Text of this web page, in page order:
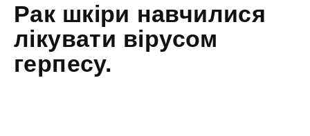
Рак шкіри навчилися
лікувати вірусом
герпесу.